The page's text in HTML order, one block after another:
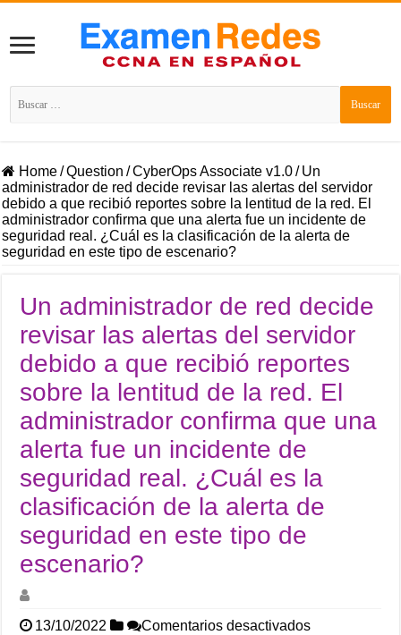
Buscar:
Home/Question /CyberOps Associate v1.0/ Un
administrador de red decide revisar las alertas del servidor
debido a que recibió reportes sobre la lentitud de la red. El
administrador confirma que una alerta fue un incidente de
seguridad real. ¿Cuál es la clasificación de la alerta de
seguridad en este tipo de escenario?
Un administrador de red decide
revisar las alertas del servidor
debido a que recibió reportes
sobre la lentitud de la red. El
administrador confirma que una
alerta fue un incidente de
seguridad real. ¿Cuál es la
clasificación de la alerta de
seguridad en este tipo de
escenario?
13/10/2022 Comentarios desactivadosen